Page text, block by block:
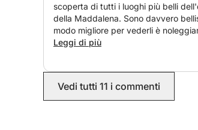
scoperta di tutti i luoghi più belli
della Maddalena. Sono davvero
modo migliore per vederli è
barca.
Leggi di più
Vedi tutti 11 i commenti